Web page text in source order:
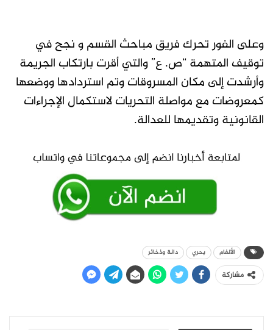
وعلى الفور تحرك فريق مباحث القسم و نجح في
توقيف المتهمة “ص. ع” والتي أقرت بارتكاب الجريمة
وأرشدت إلى مكان المسروقات وتم استردادها ووضعها
كمعروضات مع مواصلة التحريات لاستكمال الإجراءات
القانونية وتقديمها للعدالة.
الألغام بحري دانة وذخائر
مشاركة